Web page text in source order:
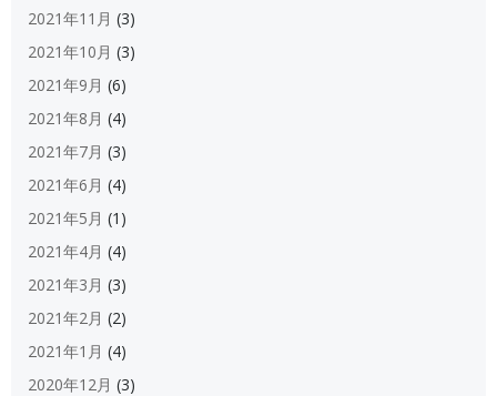
2021年11月 (3)
2021年10月 (3)
2021年9月 (6)
2021年8月 (4)
2021年7月 (3)
2021年6月 (4)
2021年5月 (1)
2021年4月 (4)
2021年3月 (3)
2021年2月 (2)
2021年1月 (4)
2020年12月 (3)